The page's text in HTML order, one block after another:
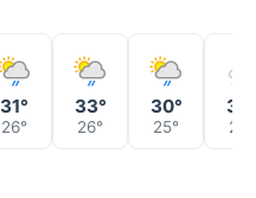
31°
26°
33°
26°
30°
25° 24°